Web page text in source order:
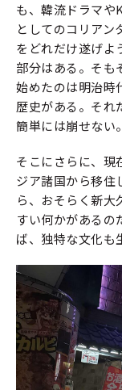
も、韓流ドラマ
としてのコリアン
をどれだけ遂げよ
部分はある。そも
始めたのは明治時
歴史がある。それ
簡単には崩せない。
そこにさらに、現
ジア諸国から移住
ら、おそらく新
すい何かがあるの
ば、独特な文化も